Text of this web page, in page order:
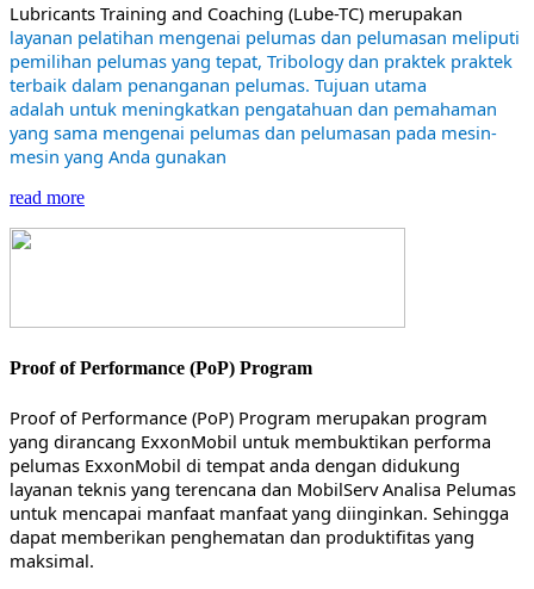
Lubricants Training and Coaching (Lube-TC) merupakan
layanan pelatihan mengenai pelumas dan pelumasan meliputi
pemilihan pelumas yang tepat, Tribology dan praktek praktek
terbaik dalam penanganan pelumas. Tujuan utama
adalah untuk meningkatkan pengatahuan dan pemahaman
yang sama mengenai pelumas dan pelumasan pada mesin-
mesin yang Anda gunakan
read more
Proof of Performance (PoP) Program
Proof of Performance (PoP) Program merupakan program
yang dirancang ExxonMobil untuk membuktikan performa
pelumas ExxonMobil di tempat anda dengan didukung
layanan teknis yang terencana dan MobilServ Analisa Pelumas
untuk mencapai manfaat manfaat yang diinginkan. Sehingga
dapat memberikan penghematan dan produktifitas yang
maksimal.